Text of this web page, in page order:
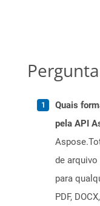
Quais
pela API
de
para
PDF,